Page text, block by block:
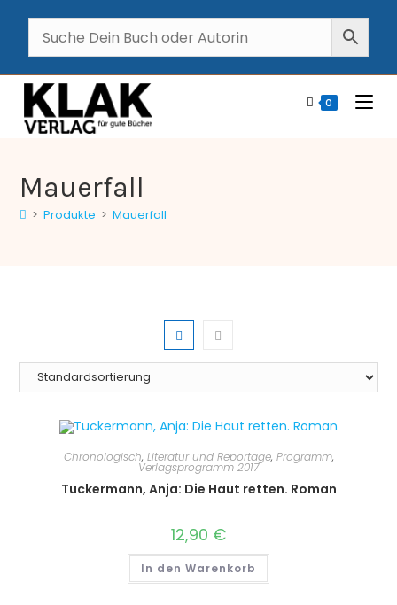
0
Mauerfall
> Produkte > Mauerfall
Chronologisch, Literatur und Reportage, Programm,
Verlagsprogramm 2017
Tuckermann, Anja: Die Haut retten. Roman
12,90 €
In den Warenkorb